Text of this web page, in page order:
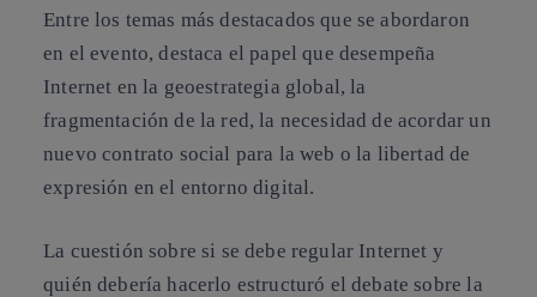
Entre los temas más destacados que se abordaron
en el evento, destaca el papel que desempeña
Internet en la geoestrategia global, la
fragmentación de la red, la necesidad de acordar un
nuevo contrato social para la web o la libertad de
expresión en el entorno digital.
La cuestión sobre si se debe regular Internet y
quién debería hacerlo estructuró el debate sobre la